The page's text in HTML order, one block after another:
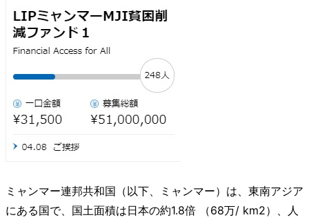
ミャンマー連邦共和国（以下、ミャンマー）は、東南アジア
にある国で、国土面積は日本の約1.8倍 （68万/ km2）、人